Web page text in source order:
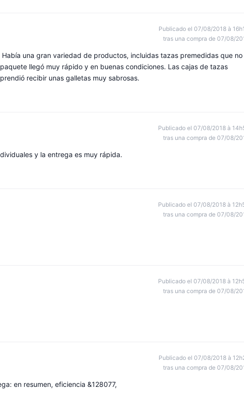
Publicado el 07/08/2018 à
tras una compra de 07/08/
una gran variedad de productos, incluidas tazas premedidas que no
llegó muy rápido y en buenas condiciones. Las cajas de tazas
recibir unas galletas muy sabrosas.
Publicado el 07/08/2018 à
tras una compra de 07/08/
y la entrega es muy rápida.
Publicado el 07/08/2018 à
tras una compra de 07/08/
Publicado el 07/08/2018 à
tras una compra de 07/08/
Publicado el 07/08/2018 à
tras una compra de 07/08/
en resumen, eficiencia &128077,